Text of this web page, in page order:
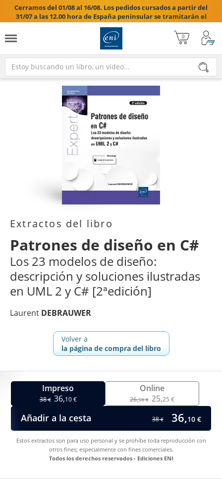
Cerramos del 01/08 al 16/08. Los pedidos cursados a partir del
31/07 a las 12.00 hora de España peninsular se tramitarán el
17/08/2026.

Extractos del libro
Patrones de diseño en C#
Los 23 modelos de diseño:
descripción y soluciones ilustradas
en UML 2 y C# [2ªedición]
Laurent DEBRAUWER
Volver a
la página de compra del libro
Impreso
38€ 36,10 €
Online
26,58 € 25,25 €
Añadir a la cesta 38€ 36,10 €
Estos extractos son para uso personal y se prohíbe toda reproducción con
otros fines; especialmente con fines comerciales.
Todos los derechos reservados - Ediciones ENI